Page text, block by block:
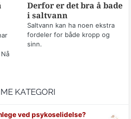
Derfor er det bra å bade
i saltvann
Saltvann kan ha noen ekstra
fordeler for både kropp og
sinn.
KATEGORI
ved psykoselidelse?